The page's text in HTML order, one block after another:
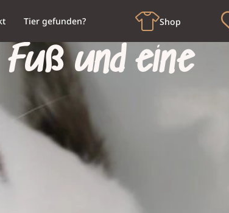
Tier gefunden? Shop
und eine